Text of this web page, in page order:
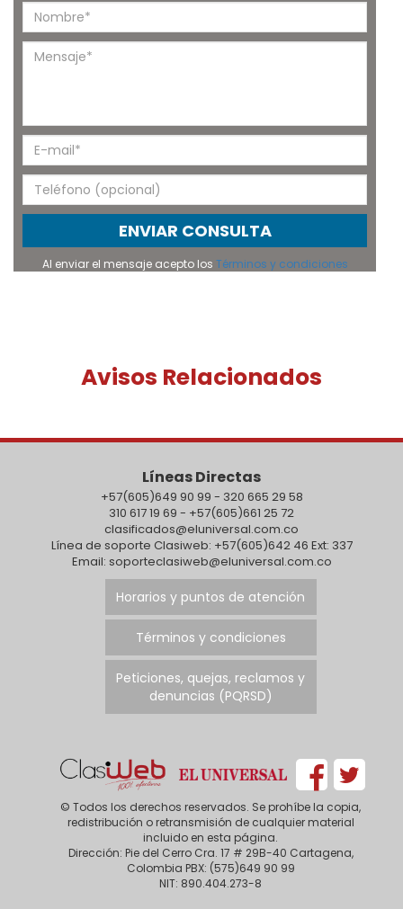
ENVIAR CONSULTA
Al enviar el mensaje acepto los Términos y condiciones
Avisos Relacionados
Líneas Directas
+57(605)649 90 99 - 320 665 29 58
310 617 19 69 - +57(605)661 25 72
clasificados@eluniversal.com.co
Línea de soporte Clasiweb: +57(605)642 46 Ext: 337
Email: soporteclasiweb@eluniversal.com.co
Horarios y puntos de atención
Términos y condiciones
Peticiones, quejas, reclamos y
denuncias (PQRSD)
© Todos los derechos reservados. Se prohíbe la copia,
redistribución o retransmisión de cualquier material
incluido en esta página.
Dirección: Pie del Cerro Cra. 17 # 29B-40 Cartagena,
Colombia PBX: (575)649 90 99
NIT: 890.404.273-8